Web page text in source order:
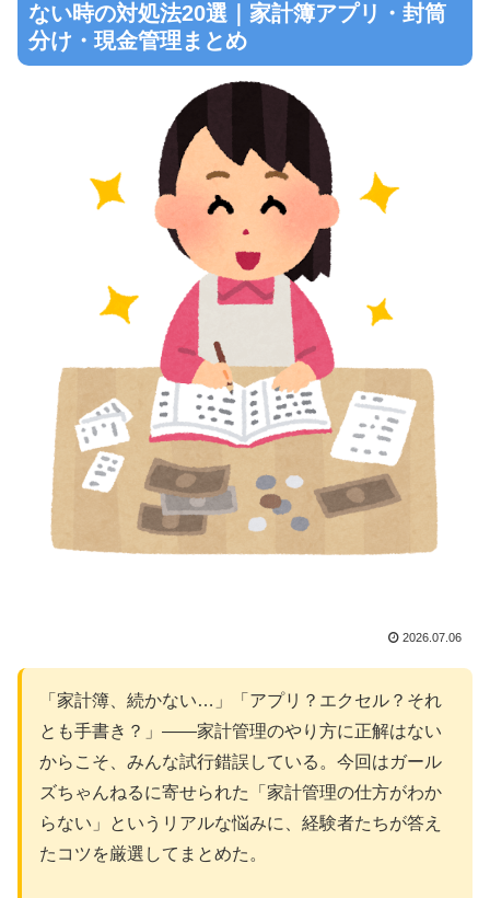
ない時の対処法20選｜家計簿アプリ・封筒
分け・現金管理まとめ
2026.07.06
「家計簿、続かない…」「アプリ？エクセル？それ
とも手書き？」——家計管理のやり方に正解はない
からこそ、みんな試行錯誤している。今回はガール
ズちゃんねるに寄せられた「家計管理の仕方がわか
らない」というリアルな悩みに、経験者たちが答え
たコツを厳選してまとめた。